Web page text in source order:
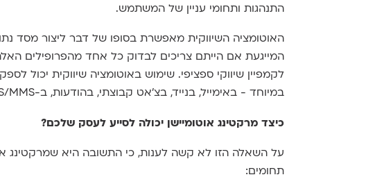
התנהגות ותחומי עניין של המשתמש.
האוטומציה השיווקית מאפשרת בסופו של דבר ליצור מסד
המייגעת אם הייתם צריכים לבדוק כל אחד מהפרופילים
לקמפיין שיווקי ספציפי. שימוש באוטומציה שיווקית יכול
במיוחד - באימייל, בנייד, בצ'אט קבוצתי, בהודעות, ב-SMS/MMS, בהודעות דחיפה (push) וכו'.
כיצד מרקטינג אוטומיישן יכולה לסייע לעסק שלכם?
על השאלה הזו לא קשה לענות, כי התשובה היא שמרקטינג
תחומים: